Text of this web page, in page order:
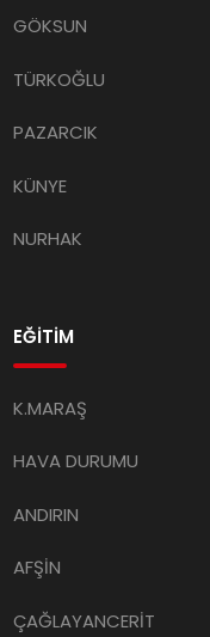
GÖKSUN
TÜRKOĞLU
PAZARCIK
KÜNYE
NURHAK
EĞİTİM
K.MARAŞ
HAVA DURUMU
ANDIRIN
AFŞİN
ÇAĞLAYANCERİT